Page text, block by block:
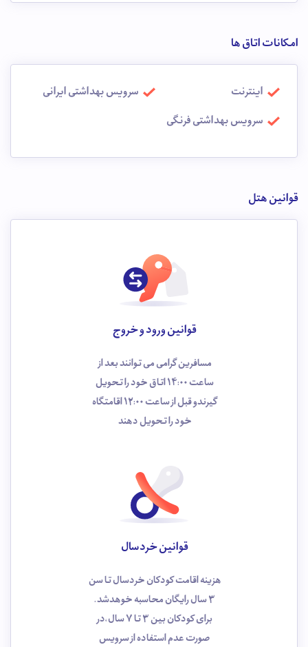
امکانات اتاق ها
اینترنت
سرویس بهداشتی ایرانی
سرویس بهداشتی فرنگی
قوانین هتل
قوانین ورود و خروج
مسافرین گرامی می توانند بعد از
ساعت 14:00 اتاق خود را تحویل
گیرندو قبل از ساعت 12:00 اقامتگاه
خود را تحویل دهند
قوانین خردسال
هزینه اقامت کودکان خردسال تا سن
3 سال رایگان محاسبه خوهد‌شد.
برای کودکان بین 3 تا 7 سال،در
صورت عدم استفاده از سرویس